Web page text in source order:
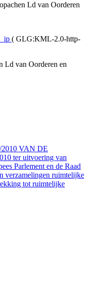
Ld van Oorderen
( GLG:KML-2.0-http-
Ld van Oorderen en
VAN DE
ter uitvoering van
Parlement en de Raad
verzamelingen ruimtelijke
tot ruimtelijke